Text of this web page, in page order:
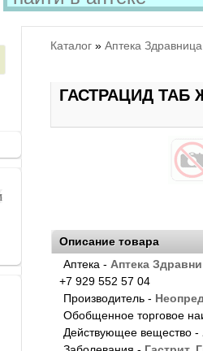
Каталог » Аптека Здравница
ГАСТРАЦИД ТАБ
Описание товара
Аптека - Аптека
+7 929 552 57 04
Производитель -
Обобщенное торговое
Действующее вещество -